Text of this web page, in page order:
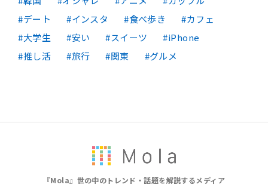
デート
インスタ 食べ歩き
カフェ
大学生
安い スイーツ
iPhone
推し活
旅行 関東 グルメ
『Mola』世の中のトレンド・話題を解説するメディア